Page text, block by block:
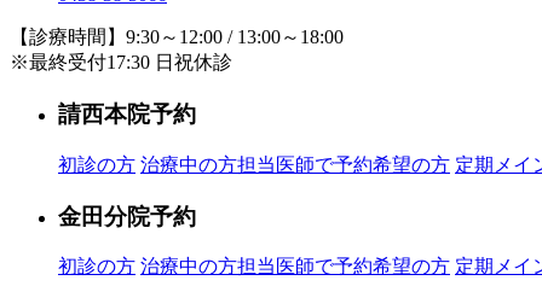
【診療時間】9:30～12:00 / 13:00～18:00
※最終受付17:30 日祝休診
請西本院予約
初診の方 治療中の方担当医師で予約希望の方 定期メイ
金田分院予約
初診の方 治療中の方担当医師で予約希望の方 定期メイ